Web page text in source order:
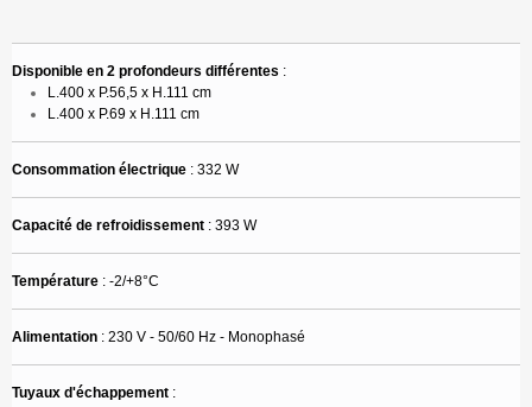
Disponible en 2 profondeurs différentes :
L.400 x P.56,5 x H.111 cm
L.400 x P.69 x H.111 cm
Consommation électrique : 332 W
Capacité de refroidissement : 393 W
Température : -2/+8°C
Alimentation : 230 V - 50/60 Hz - Monophasé
Tuyaux d'échappement :